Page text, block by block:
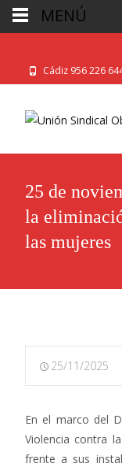
Cádiz 956 226
25 de
la
las mujeres
25/11/2025
En el marco del
Violencia contra
frente a sus
MENÚ